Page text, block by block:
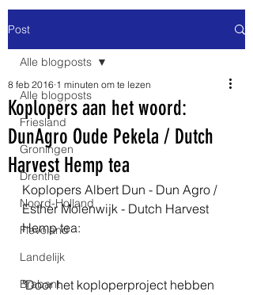
Post
Alle blogposts
Friesland
Groningen
Drenthe
Noord-Holland
Flevoland
Landelijk
Brabant
Alle blogposts
Koplopers aan het woord:
DunAgro Oude Pekela / Dutch
Harvest Hemp tea
8 feb 2016 1 minuten om te lezen
Koplopers Albert Dun - Dun Agro /
Esther Molenwijk - Dutch Harvest
Hemp tea:
"Door het koploperproject hebben